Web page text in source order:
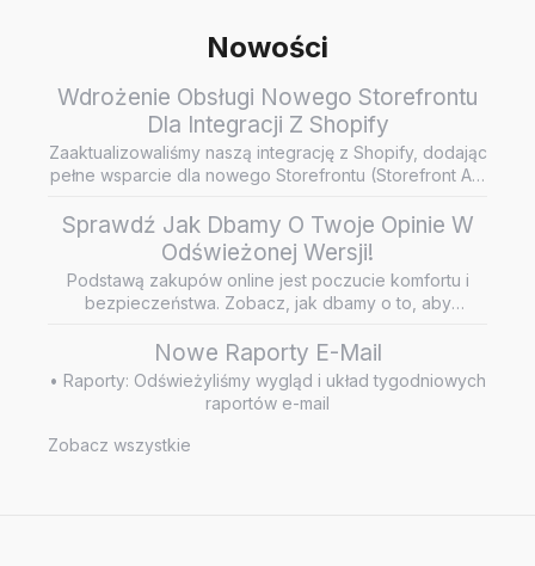
Nowości
Wdrożenie Obsługi Nowego Storefrontu
Dla Integracji Z Shopify
Zaaktualizowaliśmy naszą integrację z Shopify, dodając
pełne wsparcie dla nowego Storefrontu (Storefront API
Sprawdź Jak Dbamy O Twoje Opinie W
Odświeżonej Wersji!
Podstawą zakupów online jest poczucie komfortu i
bezpieczeństwa. Zobacz, jak dbamy o to, aby
Nowe Raporty E-Mail
• Raporty: Odświeżyliśmy wygląd i układ tygodniowych
raportów e-mail
Zobacz wszystkie